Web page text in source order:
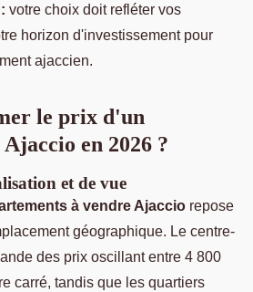
votre choix doit refléter vos
horizon d'investissement pour
ajaccien.
le prix d'un
en 2026 ?
et de vue
à vendre Ajaccio repose
géographique. Le centre-
des prix oscillant entre 4 800
carré, tandis que les quartiers